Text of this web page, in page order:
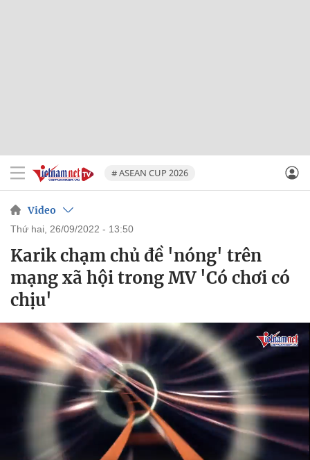
# ASEAN CUP 2026
Video
thứ hai, 26/09/2022 - 13:50
Karik chạm chủ đề 'nóng' trên
mạng xã hội trong MV 'Có chơi có
chịu'